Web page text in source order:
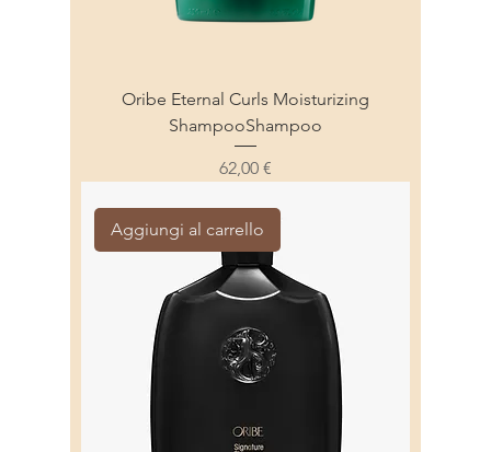
Oribe Eternal Curls Moisturizing
ShampooShampoo
Prezzo
62,00 €
Aggiungi al carrello